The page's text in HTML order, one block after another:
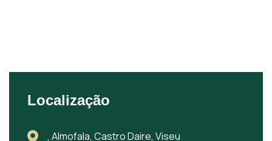
Localização
, Almofala, Castro Daire, Viseu